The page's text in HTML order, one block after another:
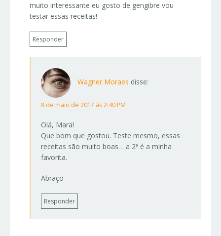
muito interessante eu gosto de gengibre vou
testar essas receitas!
Responder
Wagner Moraes disse:
8 de maio de 2017 às 2:40 PM
Olá, Mara!
Que bom que gostou. Teste mesmo, essas
receitas são muito boas… a 2ª é a minha
favorita.
Abraço
Responder